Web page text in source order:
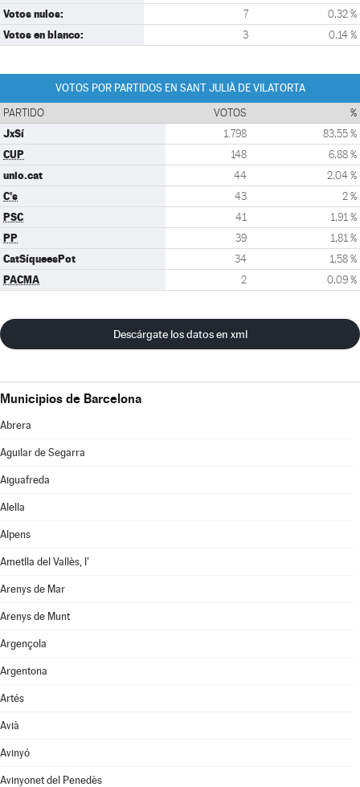
Votos nulos: 7 0,32 %
Votos en blanco: 3 0,14 %
VOTOS POR PARTIDOS EN SANT JULIÀ DE VILATORTA
PARTIDO VOTOS %
JxSí 1.798 83,55 %
CUP 148 6,88 %
unio.cat 44 2,04 %
C's 43 2 %
PSC 41 1,91 %
PP 39 1,81 %
CatSíqueesPot 34 1,58 %
PACMA 2 0,09 %
Descárgate los datos en xml
Municipios de Barcelona
Abrera
Aguilar de Segarra
Aiguafreda
Alella
Alpens
Ametlla del Vallès, l'
Arenys de Mar
Arenys de Munt
Argençola
Argentona
Artés
Avià
Avinyó
Avinyonet del Penedès